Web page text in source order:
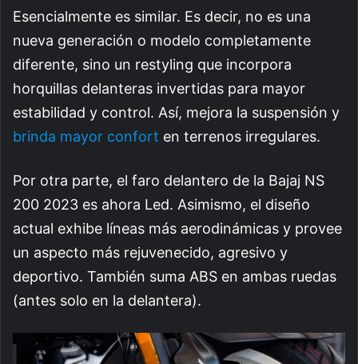
Esencialmente es similar. Es decir, no es una
nueva generación o modelo completamente
diferente, sino un restyling que incorpora
horquillas delanteras invertidas para mayor
estabilidad y control. Así, mejora la suspensión y
brinda mayor confort en terrenos irregulares.
Por otra parte, el faro delantero de la Bajaj NS
200 2023 es ahora Led. Asimismo, el diseño
actual exhibe líneas más aerodinámicas y provee
un aspecto más rejuvenecido, agresivo y
deportivo. También suma ABS en ambas ruedas
(antes solo en la delantera).